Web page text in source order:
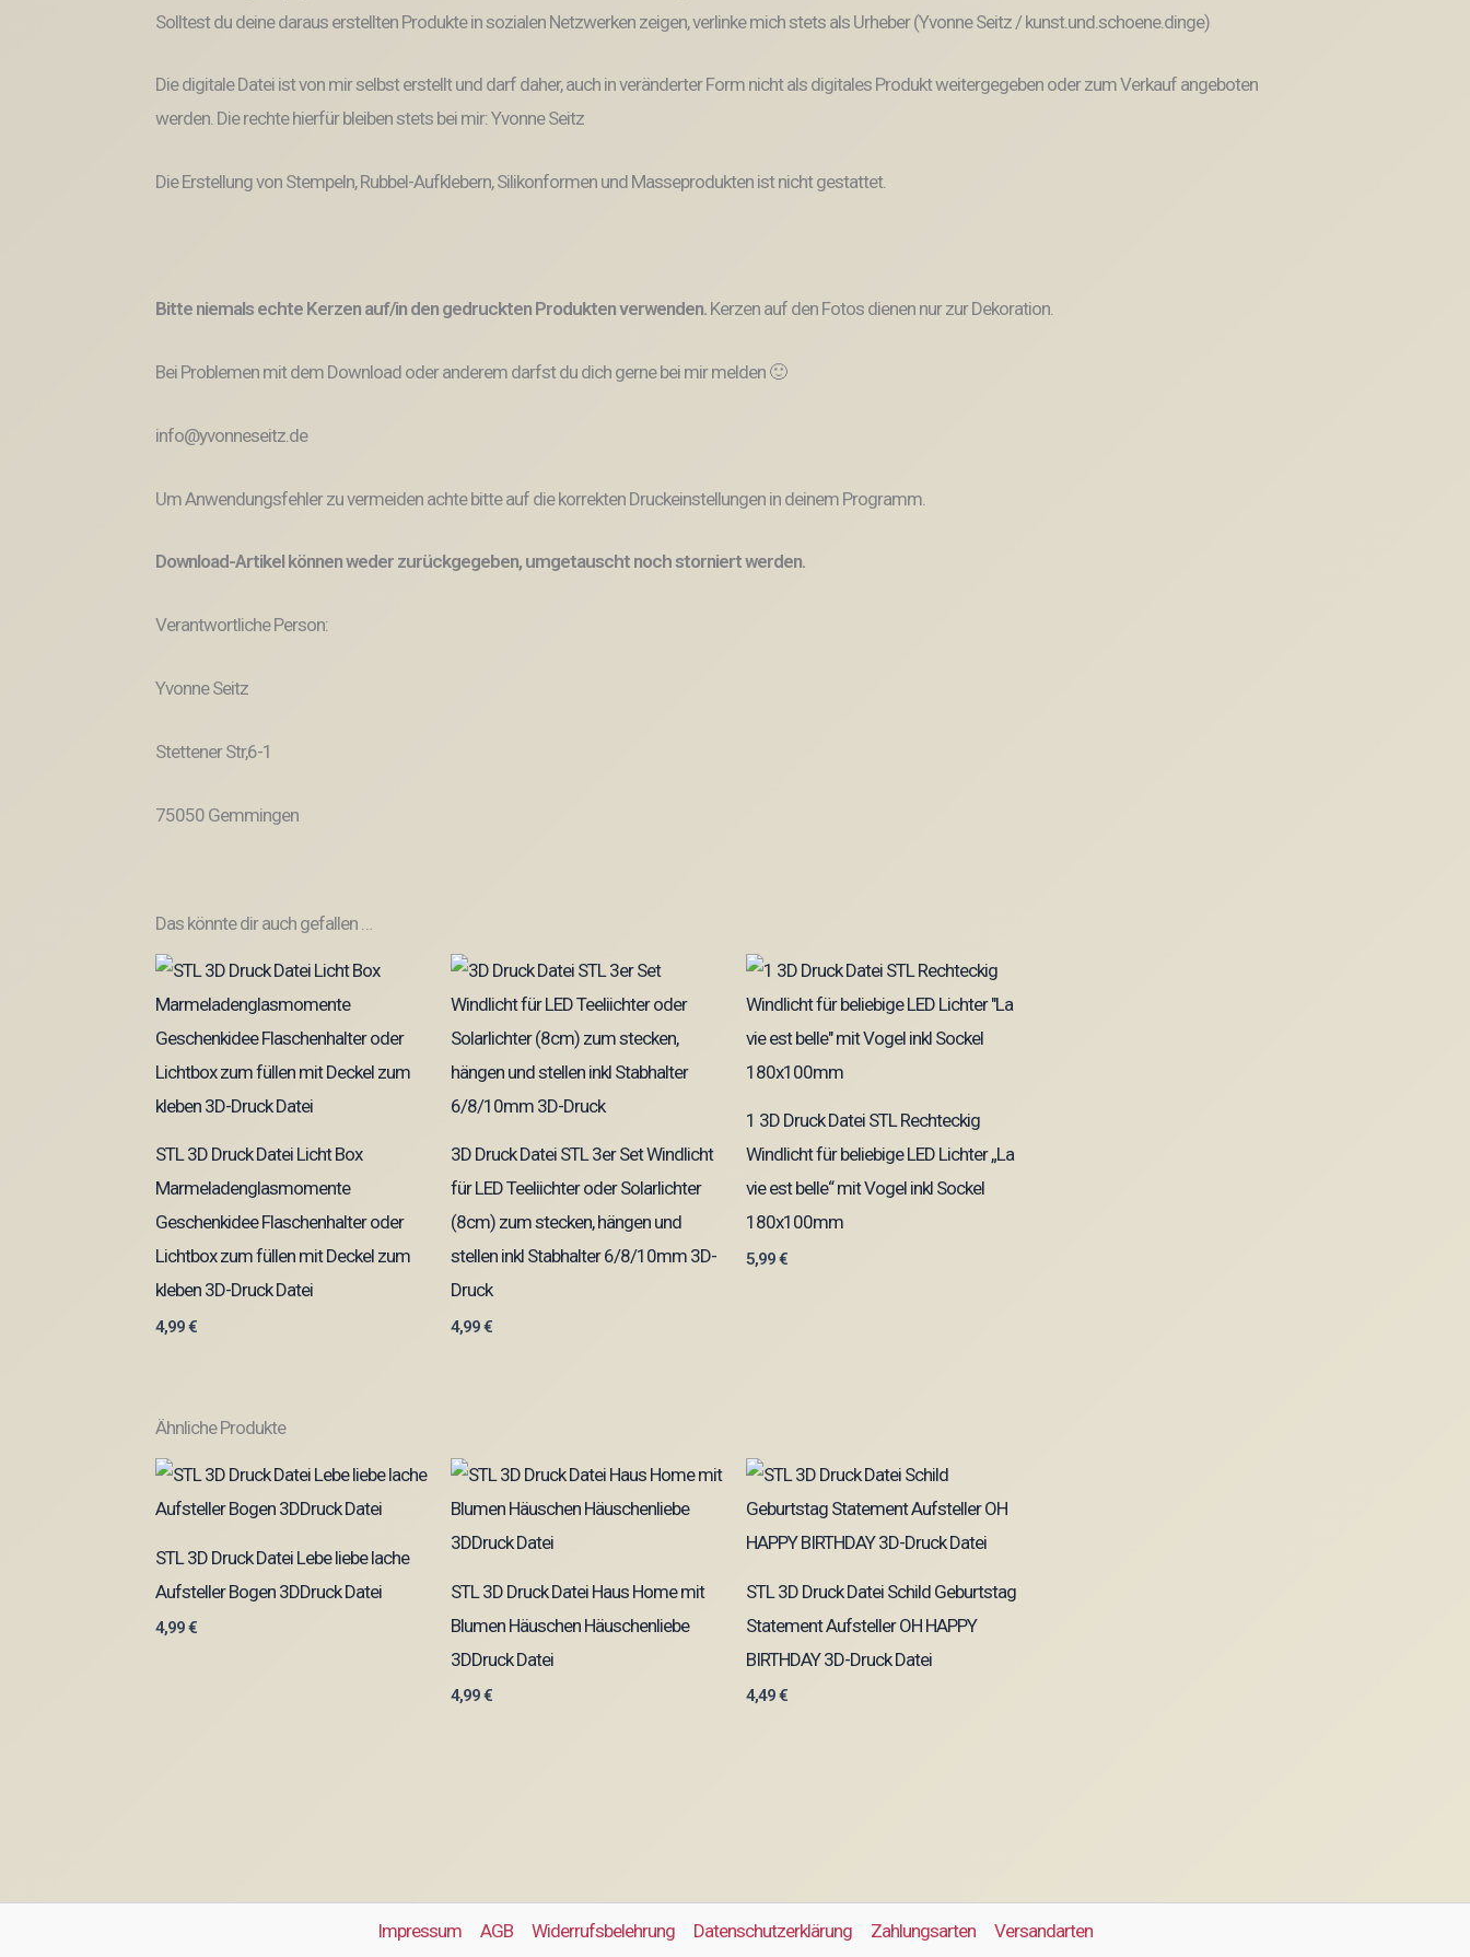
Solltest du deine daraus erstellten Produkte in sozialen Netzwerken zeigen, verlinke mich stets als Urheber (Yvonne Seitz / kunst.und.schoene.dinge)
Die digitale Datei ist von mir selbst erstellt und darf daher, auch in veränderter Form nicht als digitales Produkt weitergegeben oder zum Verkauf angeboten
werden. Die rechte hierfür bleiben stets bei mir: Yvonne Seitz
Die Erstellung von Stempeln, Rubbel-Aufklebern, Silikonformen und Masseprodukten ist nicht gestattet.
Bitte niemals echte Kerzen auf/in den gedruckten Produkten verwenden. Kerzen auf den Fotos dienen nur zur Dekoration.
Bei Problemen mit dem Download oder anderem darfst du dich gerne bei mir melden 🙂
info@yvonneseitz.de
Um Anwendungsfehler zu vermeiden achte bitte auf die korrekten Druckeinstellungen in deinem Programm.
Download-Artikel können weder zurückgegeben, umgetauscht noch storniert werden.
Verantwortliche Person:
Yvonne Seitz
Stettener Str,6-1
75050 Gemmingen
Das könnte dir auch gefallen …
STL 3D Druck Datei Licht Box
Marmeladenglasmomente
Geschenkidee Flaschenhalter oder
Lichtbox zum füllen mit Deckel zum
kleben 3D-Druck Datei
4,99€
3D Druck Datei STL 3er Set Windlicht
für LED Teeliichter oder Solarlichter
(8cm) zum stecken, hängen und
stellen inkl Stabhalter 6/8/10mm 3D-
Druck
4,99€
1 3D Druck Datei STL Rechteckig
Windlicht für beliebige LED Lichter „La
vie est belle“ mit Vogel inkl Sockel
180x100mm
5,99€
Ähnliche Produkte
STL 3D Druck Datei Lebe liebe lache
Aufsteller Bogen 3DDruck Datei
4,99€
STL 3D Druck Datei Haus Home mit
Blumen Häuschen Häuschenliebe
3DDruck Datei
4,99€
STL 3D Druck Datei Schild Geburtstag
Statement Aufsteller OH HAPPY
BIRTHDAY 3D-Druck Datei
4,49€
Impressum AGB Widerrufsbelehrung Datenschutzerklärung Zahlungsarten Versandarten